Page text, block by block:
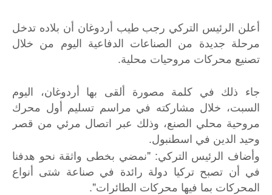
أعلن الرئيس التركي رجب طيب أردوغان أن بلاده تدخل
مرحلة جديدة من الصناعات الدفاعية اليوم من خلال
تصنيع محركات مروحيات محلية.
جاء ذلك في كلمة مصورة ألقى بها أردوغان، اليوم
السبت، خلال مشاركته في مراسم تسليم أول محرك
مروحية محلي الصنع، وذلك عبر اتصال مرئي من قصر
وحيد الدين في اسطنبول.
وأضاف الرئيس التركي: "نمضي بخطى واثقة نحو هدفنا
في أن تصبح تركيا دولة رائدة في صناعة شتى أنواع
المحركات بما فيها محركات الطائرات".